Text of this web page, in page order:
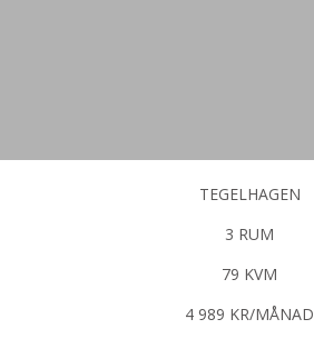
TEGELHAGEN
3 RUM
79 KVM
4 989 KR/MÅNAD